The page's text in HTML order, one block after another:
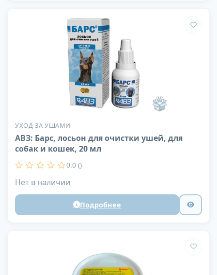
УХОД ЗА УШАМИ
АВЗ: Барс, лосьон для очистки ушей, для
собак и кошек, 20 мл
0.0 ()
Нет в наличии
Подробнее